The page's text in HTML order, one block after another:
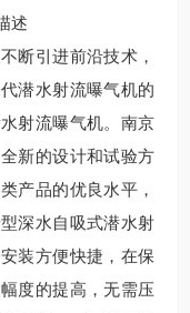
述
断引进前沿技术，
潜水射流曝气机的
射流曝气机。南京
新的设计和试验方
产品的优良水平，
深水自吸式潜水射
装方便快捷，在保
度的提高，无需压